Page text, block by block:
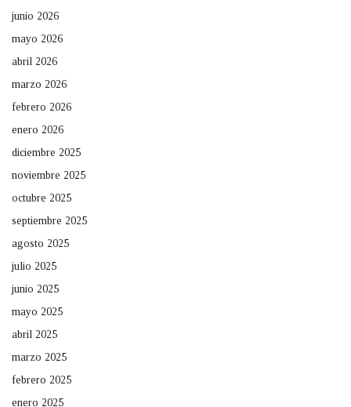
junio 2026
mayo 2026
abril 2026
marzo 2026
febrero 2026
enero 2026
diciembre 2025
noviembre 2025
octubre 2025
septiembre 2025
agosto 2025
julio 2025
junio 2025
mayo 2025
abril 2025
marzo 2025
febrero 2025
enero 2025